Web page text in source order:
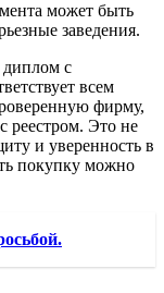
может быть
заведения.
диплом с
всем
фирму,
реестром. Это не
и уверенность в
покупку можно